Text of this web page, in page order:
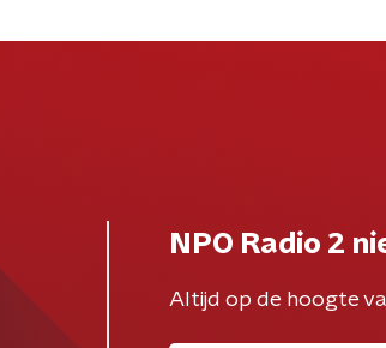
NPO Radio 2
Altijd op de hoogte